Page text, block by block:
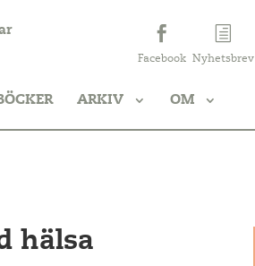
Facebook Nyhetsbrev
ARKIV OM
hälsa